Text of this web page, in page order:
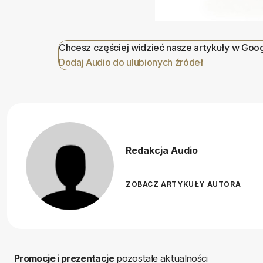
Chcesz częściej widzieć nasze artykuły w
Dodaj Audio do ulubionych źródeł
Redakcja Audio
ZOBACZ ARTYKUŁY AUTORA
Promocje i prezentacjepozostałe aktualności